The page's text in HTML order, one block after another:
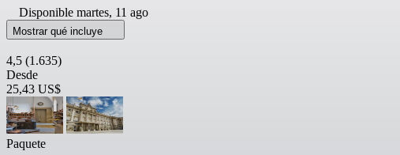
Disponible martes, 11 ago
Mostrar qué incluye
4,5 (1.635)
Desde
25,43 US$
Paquete